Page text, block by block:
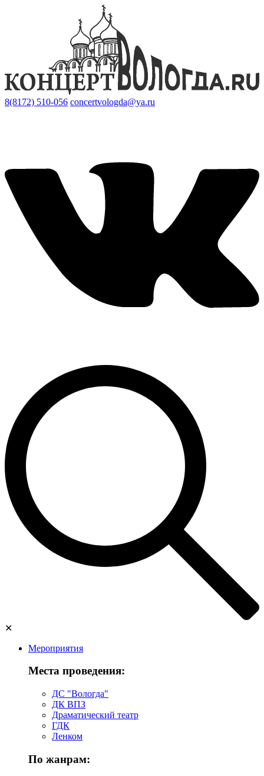
8(8172) 510-056 concertvologda@ya.ru
✕
Мероприятия
Места проведения:
ДС "Вологда"
ДК ВПЗ
Драматический театр
ГДК
Ленком
По жанрам: